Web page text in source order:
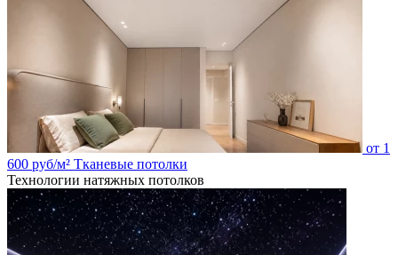
от 1
600 руб/м² Тканевые потолки
Технологии натяжных потолков